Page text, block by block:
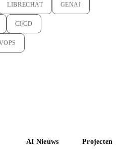
LIBRECHAT GENAI
CI/CD
AI Nieuws Projecten